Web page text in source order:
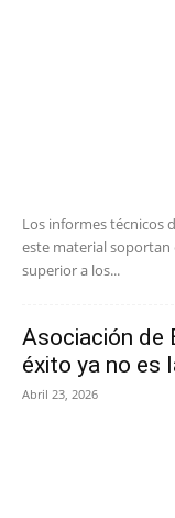
Los informes técnicos
este material soportan
superior a los...
Asociación de
éxito ya no es
Abril 23, 2026